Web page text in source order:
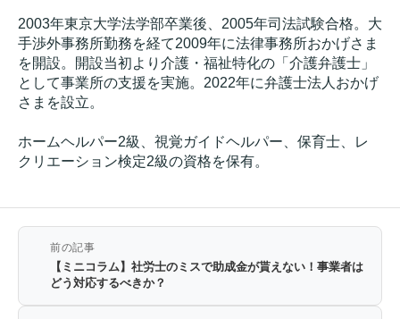
2003年東京大学法学部卒業後、2005年司法試験合格。大
手渉外事務所勤務を経て2009年に法律事務所おかげさま
を開設。開設当初より介護・福祉特化の「介護弁護士」
として事業所の支援を実施。2022年に弁護士法人おかげ
さまを設立。
ホームヘルパー2級、視覚ガイドヘルパー、保育士、レ
クリエーション検定2級の資格を保有。
前の記事
【ミニコラム】社労士のミスで助成金が貰えない！事業者は
どう対応するべきか？